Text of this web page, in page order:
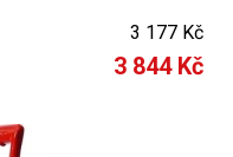
3 177 Kč
3 844 Kč